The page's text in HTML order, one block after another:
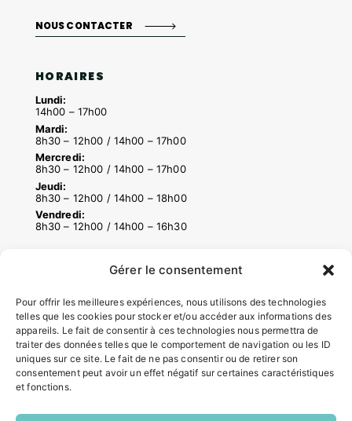
Gérer le consentement
Pour offrir les meilleures expériences, nous utilisons des technologies
telles que les cookies pour stocker et/ou accéder aux informations des
appareils. Le fait de consentir à ces technologies nous permettra de
traiter des données telles que le comportement de navigation ou les ID
uniques sur ce site. Le fait de ne pas consentir ou de retirer son
consentement peut avoir un effet négatif sur certaines caractéristiques
et fonctions.
NOUS CONTACTER
HORAIRES
Lundi:
14h00 – 17h00
Mardi:
8h30 – 12h00 / 14h00 – 17h00
Mercredi:
8h30 – 12h00 / 14h00 – 17h00
Jeudi:
8h30 – 12h00 / 14h00 – 18h00
Vendredi:
8h30 – 12h00 / 14h00 – 16h30
ACCÉS RAPIDES
Contacter la mairie
Pôle santé
Le Saucatais
Formalités administratives
Restauration scolaire
Demander un composteur